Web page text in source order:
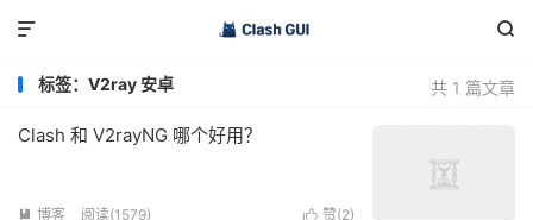


共 1 篇文章
标签：V2ray 安卓
Clash 和 V2rayNG 哪个好用？
 赞(2)
 博客 阅读(1579)